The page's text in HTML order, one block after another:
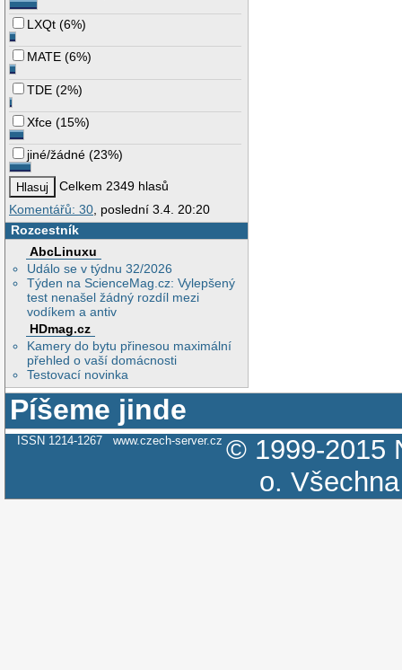
LXQt (6%)
MATE (6%)
TDE (2%)
Xfce (15%)
jiné/žádné (23%)
Celkem 2349 hlasů
Komentářů: 30 , poslední 3.4. 20:20
Rozcestník
AbcLinuxu
Událo se v týdnu 32/2026
Týden na ScienceMag.cz: Vylepšený
test nenašel žádný rozdíl mezi
vodíkem a antiv
HDmag.cz
Kamery do bytu přinesou maximální
přehled o vaší domácnosti
Testovací novinka
Píšeme jinde
ISSN 1214-1267 www.czech-server.cz © 1999-2015
o.